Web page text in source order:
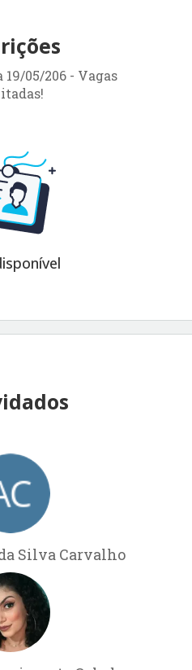
19/05/206 - Vagas
Silva Carvalho